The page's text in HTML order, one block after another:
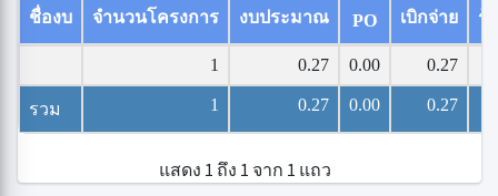
ชื่องบ จำนวนโครงการ งบประมาณ PO เบิกจ่าย ร้
1 0.27 0.00 0.27
รวม 1 0.27 0.00 0.27
แสดง 1 ถึง 1 จาก 1 แถว